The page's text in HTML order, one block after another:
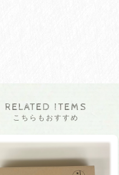
RELATED ITEMS
こちらもおすすめ